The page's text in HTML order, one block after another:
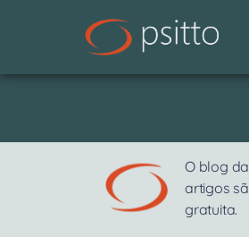
O blog
artigos
gratuita.